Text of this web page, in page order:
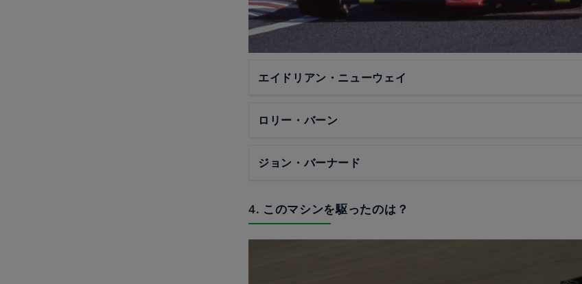
エイドリアン・ニューウェイ
ロリー・バーン
ジョン・バーナード
4. このマシンを駆ったのは？